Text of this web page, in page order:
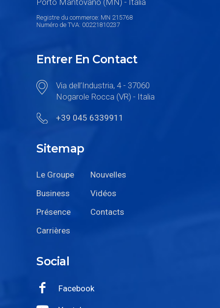
Porto Mantovano (MN) - Italia
Registre du commerce: MN 215768
Numéro de TVA: 00221810237
Entrer En Contact
Via dell’Industria, 4 - 37060
Nogarole Rocca (VR) - Italia
+39 045 6339911
Sitemap
Le Groupe
Nouvelles
Business
Vidéos
Présence
Contacts
Carrières
Social
Facebook